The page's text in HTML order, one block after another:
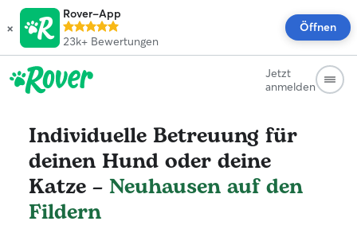
×
Rover-App
23k+ Bewertungen
Öffnen
Jetzt
anmelden
Individuelle Betreuung für
deinen Hund oder deine
Katze – Neuhausen auf den
Fildern